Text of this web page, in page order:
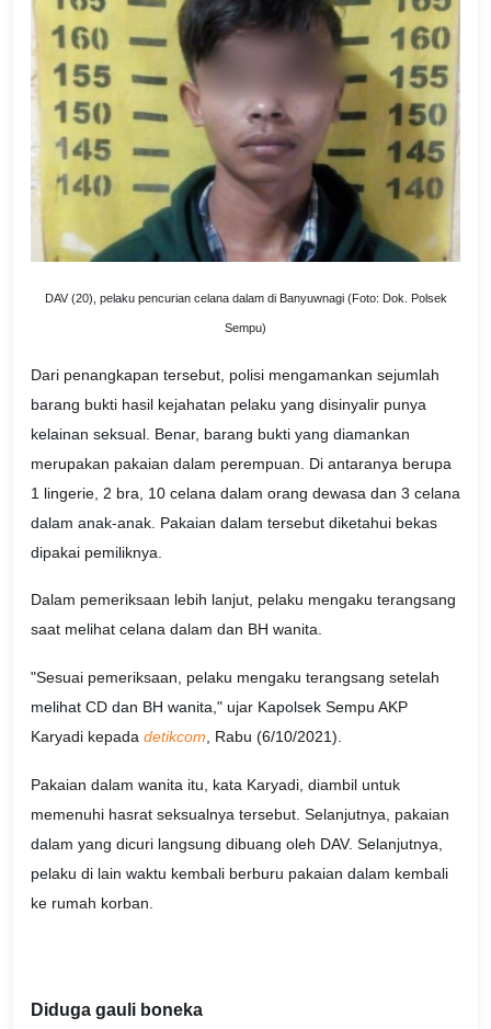
DAV (20), pelaku pencurian celana dalam di Banyuwnagi (Foto: Dok. Polsek
Sempu)
Dari penangkapan tersebut, polisi mengamankan sejumlah
barang bukti hasil kejahatan pelaku yang disinyalir punya
kelainan seksual. Benar, barang bukti yang diamankan
merupakan pakaian dalam perempuan. Di antaranya berupa
1 lingerie, 2 bra, 10 celana dalam orang dewasa dan 3 celana
dalam anak-anak. Pakaian dalam tersebut diketahui bekas
dipakai pemiliknya.
Dalam pemeriksaan lebih lanjut, pelaku mengaku terangsang
saat melihat celana dalam dan BH wanita.
"Sesuai pemeriksaan, pelaku mengaku terangsang setelah
melihat CD dan BH wanita," ujar Kapolsek Sempu AKP
Karyadi kepada detikcom, Rabu (6/10/2021).
Pakaian dalam wanita itu, kata Karyadi, diambil untuk
memenuhi hasrat seksualnya tersebut. Selanjutnya, pakaian
dalam yang dicuri langsung dibuang oleh DAV. Selanjutnya,
pelaku di lain waktu kembali berburu pakaian dalam kembali
ke rumah korban.
Diduga gauli boneka